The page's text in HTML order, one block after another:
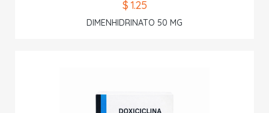
$ 1.25
DIMENHIDRINATO 50 MG